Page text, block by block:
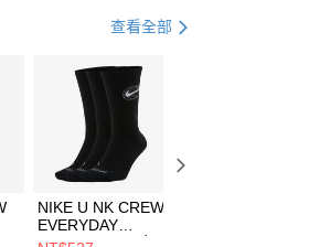
將跳轉至「AFTEE先享後
即可完成結帳。
。
中的連結，可透過四大超商
視為交易完成。
但若您需要取消訂單，請聯
費
費
費
查看全部
NIKE U NK CREW
EVERYDAY
BBALL 3PR 男女